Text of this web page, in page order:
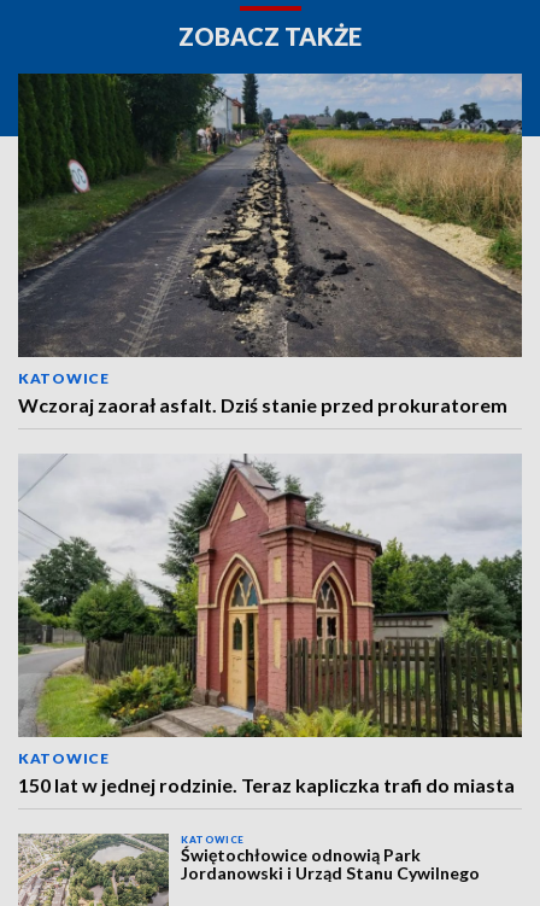
ZOBACZ TAKŻE
KATOWICE
Wczoraj zaorał asfalt. Dziś stanie przed prokuratorem
KATOWICE
150 lat w jednej rodzinie. Teraz kapliczka trafi do miasta
KATOWICE
Świętochłowice odnowią Park
Jordanowski i Urząd Stanu Cywilnego